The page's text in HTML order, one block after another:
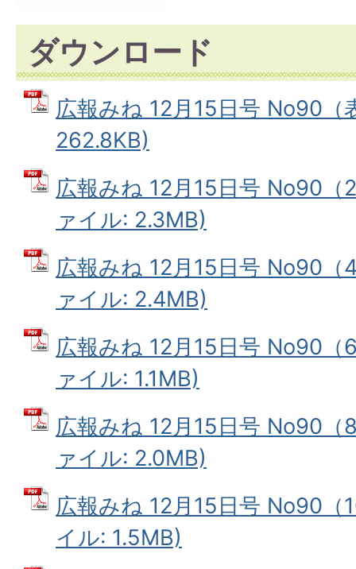
ダウンロード
広報みね 12月15日号 No90（
262.8KB)
広報みね 12月15日号 No90（
ァイル: 2.3MB)
広報みね 12月15日号 No90（
ァイル: 2.4MB)
広報みね 12月15日号 No90（
ァイル: 1.1MB)
広報みね 12月15日号 No90（
ァイル: 2.0MB)
広報みね 12月15日号 No90（
イル: 1.5MB)